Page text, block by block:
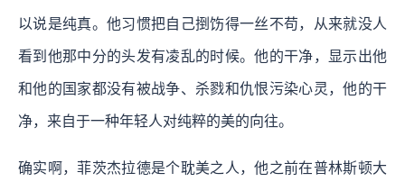
以说是纯真。他习惯把自己捯饬得一丝不苟，从来就没人
看到他那中分的头发有凌乱的时候。他的干净，显示出他
和他的国家都没有被战争、杀戮和仇恨污染心灵，他的干
净，来自于一种年轻人对纯粹的美的向往。
确实啊，菲茨杰拉德是个耽美之人，他之前在普林斯顿大